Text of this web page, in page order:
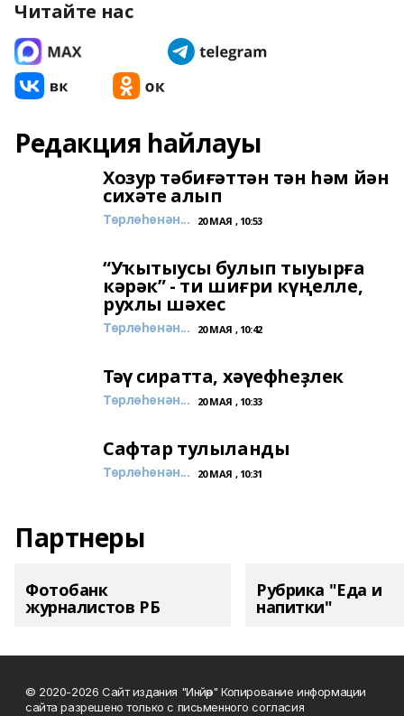
Читайте нас
Редакция һайлауы
Хозур тәбиғәттән тән һәм йән
сихәте алып
Төрлөһөнән... 20 МАЯ , 10:53
“Уҡытыусы булып тыуырға
кәрәк” - ти шиғри күңелле,
рухлы шәхес
Төрлөһөнән... 20 МАЯ , 10:42
Тәү сиратта, хәүефһеҙлек
Төрлөһөнән... 20 МАЯ , 10:33
Сафтар тулыланды
Төрлөһөнән... 20 МАЯ , 10:31
Партнеры
Фотобанк
журналистов РБ
Рубрика "Еда и
напитки"
© 2020-2026 Сайт издания "Инйәр" Копирование информации
сайта разрешено только с письменного согласия